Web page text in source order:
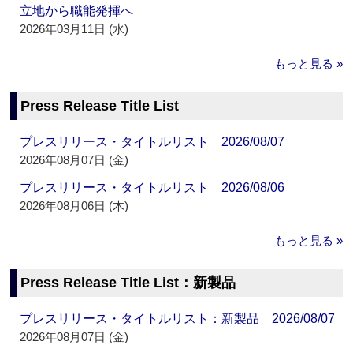
立地から職能発揮へ
2026年03月11日 (水)
もっと見る »
Press Release Title List
プレスリリース・タイトルリスト 2026/08/07
2026年08月07日 (金)
プレスリリース・タイトルリスト 2026/08/06
2026年08月06日 (木)
もっと見る »
Press Release Title List：新製品
プレスリリース・タイトルリスト：新製品 2026/08/07
2026年08月07日 (金)